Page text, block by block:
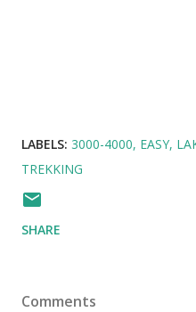
LABELS: 3000-4000 EASY
TREKKING
SHARE
Comments